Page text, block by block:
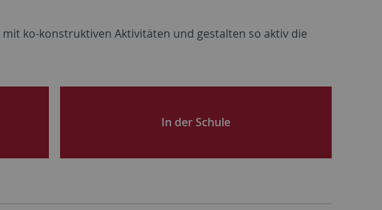
mit ko-konstruktiven Aktivitäten und gestalten so aktiv die
In der Schule